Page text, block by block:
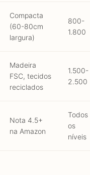
Compacta
(60-80cm
largura)
800-
1.800
Madeira
FSC, tecidos
reciclados
1.500-
2.500
Nota 4.5+
na Amazon
Todos
os
níveis